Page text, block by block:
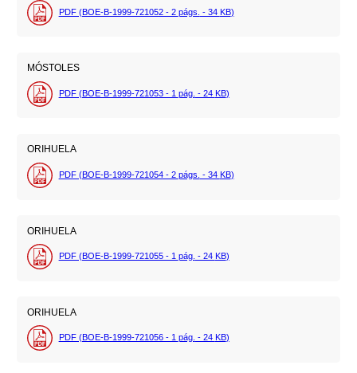
PDF (BOE-B-1999-721052 - 2 págs. - 34 KB)
MÓSTOLES
PDF (BOE-B-1999-721053 - 1 pág. - 24 KB)
ORIHUELA
PDF (BOE-B-1999-721054 - 2 págs. - 34 KB)
ORIHUELA
PDF (BOE-B-1999-721055 - 1 pág. - 24 KB)
ORIHUELA
PDF (BOE-B-1999-721056 - 1 pág. - 24 KB)